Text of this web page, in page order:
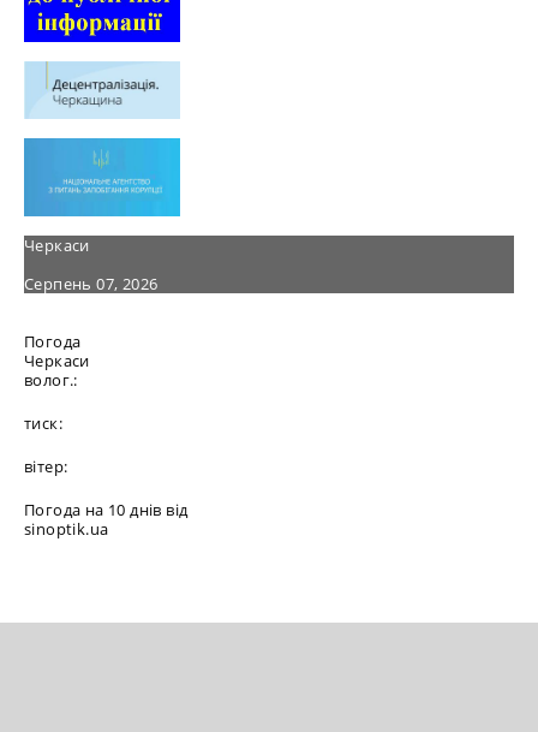
Черкаси
Серпень 07, 2026
Погода
Черкаси
волог.:
тиск:
вітер:
Погода на 10 днів від
sinoptik.ua